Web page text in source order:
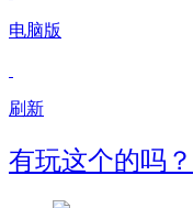
电脑版
刷新
有玩这个的吗？